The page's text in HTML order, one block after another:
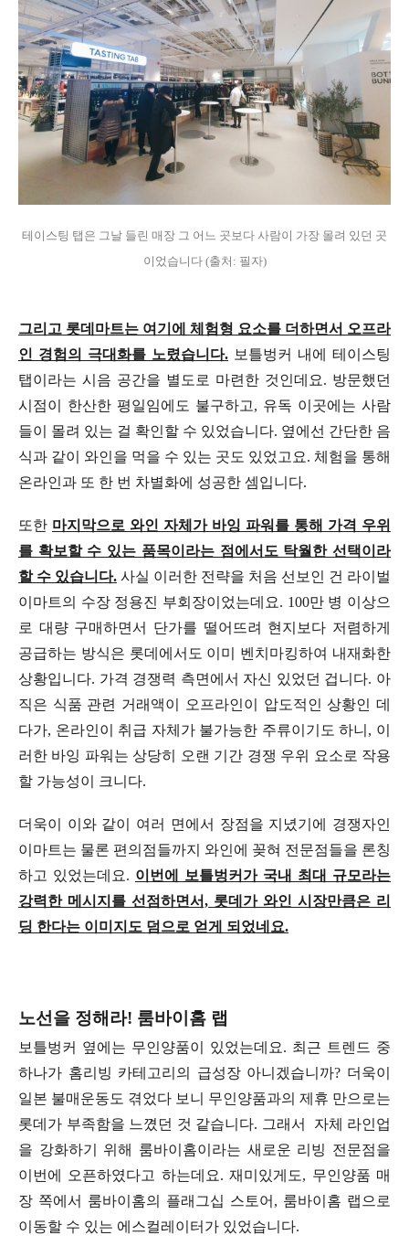
테이스팅 탭은 그날 들린 매장 그 어느 곳보다 사람이 가장 몰려 있던 곳
이었습니다 (출처: 필자)
그리고 롯데마트는 여기에 체험형 요소를 더하면서 오프라
인 경험의 극대화를 노렸습니다. 보틀벙커 내에 테이스팅
탭이라는 시음 공간을 별도로 마련한 것인데요. 방문했던
시점이 한산한 평일임에도 불구하고, 유독 이곳에는 사람
들이 몰려 있는 걸 확인할 수 있었습니다. 옆에선 간단한 음
식과 같이 와인을 먹을 수 있는 곳도 있었고요. 체험을 통해
온라인과 또 한 번 차별화에 성공한 셈입니다.
또한 마지막으로 와인 자체가 바잉 파워를 통해 가격 우위
를 확보할 수 있는 품목이라는 점에서도 탁월한 선택이라
할 수 있습니다. 사실 이러한 전략을 처음 선보인 건 라이벌
이마트의 수장 정용진 부회장이었는데요. 100만 병 이상으
로 대량 구매하면서 단가를 떨어뜨려 현지보다 저렴하게
공급하는 방식은 롯데에서도 이미 벤치마킹하여 내재화한
상황입니다. 가격 경쟁력 측면에서 자신 있었던 겁니다. 아
직은 식품 관련 거래액이 오프라인이 압도적인 상황인 데
다가, 온라인이 취급 자체가 불가능한 주류이기도 하니, 이
러한 바잉 파워는 상당히 오랜 기간 경쟁 우위 요소로 작용
할 가능성이 크니다.
더욱이 이와 같이 여러 면에서 장점을 지녔기에 경쟁자인
이마트는 물론 편의점들까지 와인에 꽂혀 전문점들을 론칭
하고 있었는데요. 이번에 보틀벙커가 국내 최대 규모라는
강력한 메시지를 선점하면서, 롯데가 와인 시장만큼은 리
딩 한다는 이미지도 덤으로 얻게 되었네요.
노선을 정해라! 룸바이홈 랩
보틀벙커 옆에는 무인양품이 있었는데요. 최근 트렌드 중
하나가 홈리빙 카테고리의 급성장 아니겠습니까? 더욱이
일본 불매운동도 겪었다 보니 무인양품과의 제휴 만으로는
롯데가 부족함을 느꼈던 것 같습니다. 그래서 자체 라인업
을 강화하기 위해 룸바이홈이라는 새로운 리빙 전문점을
이번에 오픈하였다고 하는데요. 재미있게도, 무인양품 매
장 쪽에서 룸바이홈의 플래그십 스토어, 룸바이홈 랩으로
이동할 수 있는 에스컬레이터가 있었습니다.